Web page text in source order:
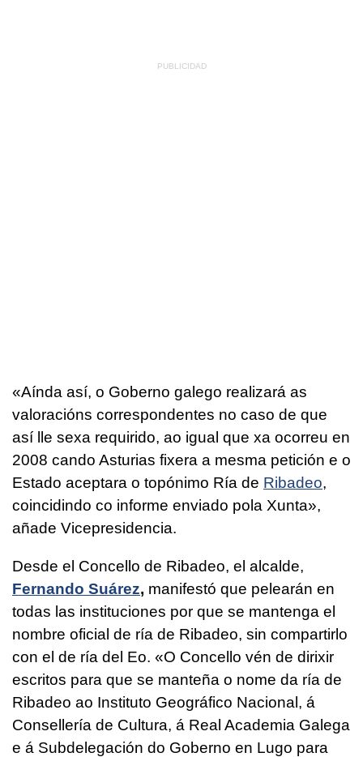
«Aínda así, o Goberno galego realizará as
valoracións correspondentes no caso de que
así lle sexa requirido, ao igual que xa ocorreu en
2008 cando Asturias fixera a mesma petición e o
Estado aceptara o topónimo Ría de Ribadeo,
coincidindo co informe enviado pola Xunta»,
añade Vicepresidencia.
Desde el Concello de Ribadeo, el alcalde,
Fernando Suárez, manifestó que pelearán en
todas las instituciones por que se mantenga el
nombre oficial de ría de Ribadeo, sin compartirlo
con el de ría del Eo. «O Concello vén de dirixir
escritos para que se manteña o nome da ría de
Ribadeo ao Instituto Geográfico Nacional, á
Consellería de Cultura, á Real Academia Galega
e á Subdelegación do Goberno en Lugo para